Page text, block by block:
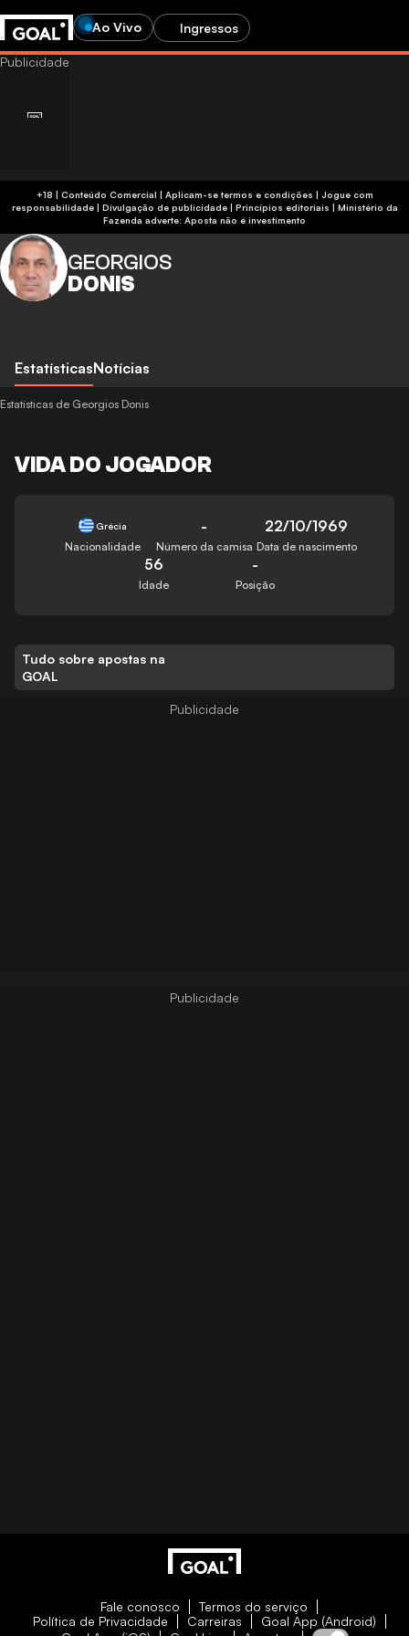
Ao Vivo Ingressos
+18 | Conteúdo Comercial | Aplicam-se termos e condições | Jogue com
responsabilidade| Divulgação de publicidade| Princípios editoriais | Ministério da
Fazenda adverte: Aposta não é investimento
GEORGIOS
DONIS
EstatísticasNotícias
Estatísticas de Georgios Donis
VIDA DO JOGADOR
Grécia
Nacionalidade
-
Número da camisa
22/10/1969
Data de nascimento
56
Idade
-
Posição
Tudo sobre apostas na
GOAL
Fale conosco
Termos do serviço
Política de Privacidade
Carreiras
Goal App (Android)